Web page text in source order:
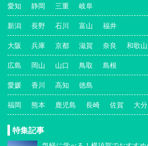
愛知 静岡 三重 岐阜
新潟 長野 石川 富山 福井
大阪 兵庫 京都 滋賀 奈良 和歌山
広島 岡山 山口 鳥取 島根
愛媛 香川 高知 徳島
福岡 熊本 鹿児島 長崎 佐賀 大分
特集記事